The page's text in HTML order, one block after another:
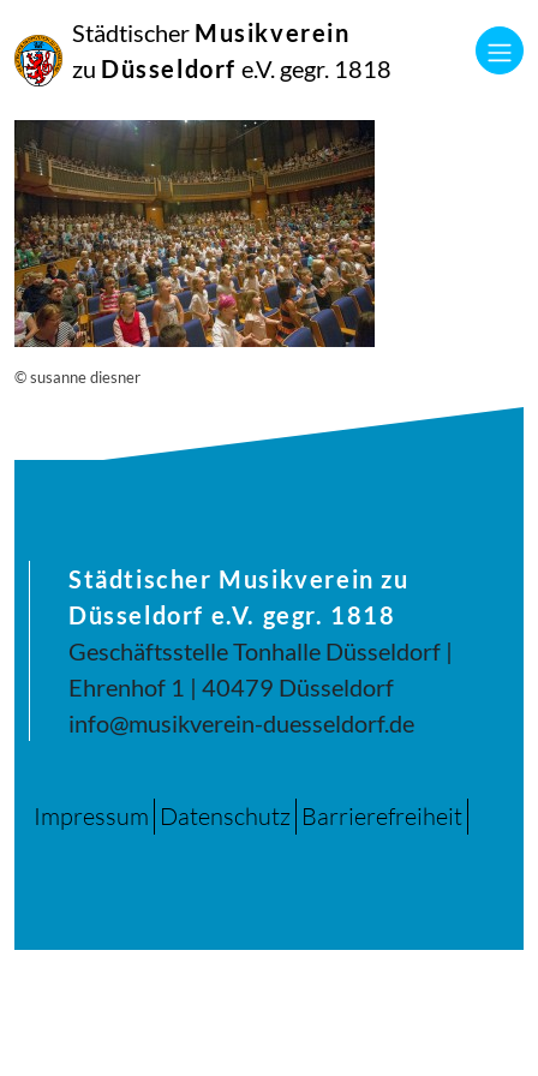
Städtischer Musikverein
zu Düsseldorf e.V. gegr. 1818
September
2014
Manfred Hill
© susanne diesner
Städtischer Musikverein zu
Düsseldorf e.V. gegr. 1818
Geschäftsstelle Tonhalle Düsseldorf |
Ehrenhof 1 | 40479 Düsseldorf
info@musikverein-duesseldorf.de
Impressum Datenschutz Barrierefreiheit